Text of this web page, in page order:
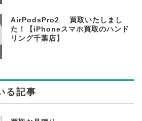
AirPodsPro2 買取いたしまし
た！【iPhoneスマホ買取のハンド
リング千葉店】
る記事